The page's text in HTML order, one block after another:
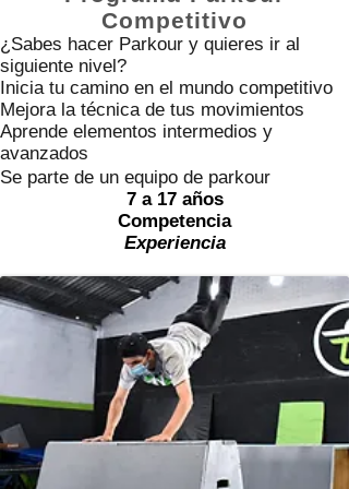
Competitivo
¿Sabes hacer Parkour y quieres ir al
siguiente nivel?
Inicia tu camino en el mundo competitivo
Mejora la técnica de tus movimientos
Aprende elementos intermedios y
avanzados
Se parte de un equipo de parkour
7 a 17 años
Competencia
Experiencia